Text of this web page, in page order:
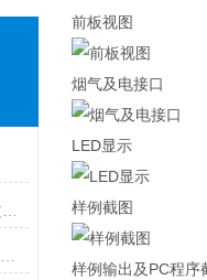
前板视图
烟气及电接口
LED显示
样例截图
样例输出及PC程序